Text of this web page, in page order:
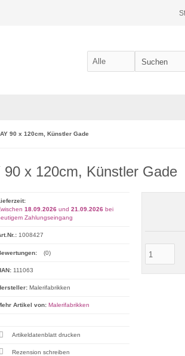
90 x 120cm, Künstler Gade
x 120cm, Künstler Gade
18.09.2026und 21.09.2026bei
Zahlungseingang
1008427
(0)
111063
Malerifabrikken
Artikel von: Malerifabrikken
Artikeldatenblatt drucken
Rezension schreiben